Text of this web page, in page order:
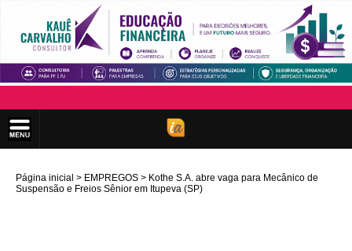
Página inicial EMPREGOS
Kothe S.A. abre vaga para Mecânico de
Suspensão e Freios Sênior em Itupeva (SP)